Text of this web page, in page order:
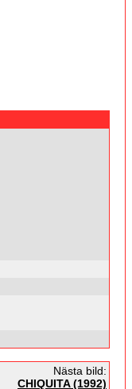
Nästa bild:
CHIQUITA (1992)